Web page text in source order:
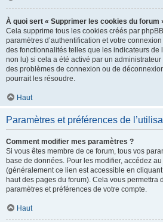
À quoi sert « Supprimer les cookies du forum
Cela supprime tous les cookies créés par
paramètres d’authentification et votre
des fonctionnalités telles que les indicateurs de
non lu) si cela a été activé par un
des problèmes de connexion ou de
pourrait les résoudre.
Haut
Paramètres et préférences de
Comment modifier mes paramètres ?
Si vous êtes membre de ce forum, tous vos
base de données. Pour les modifier, accédez au
(généralement ce lien est accessible en
haut des pages du forum). Cela vous permettra
paramètres et préférences de votre compte.
Haut